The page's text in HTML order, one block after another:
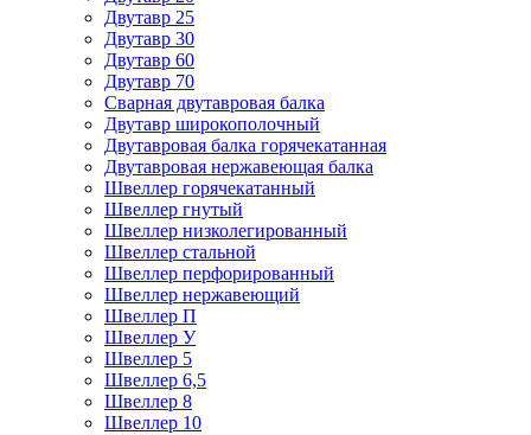
Двутавр 25
Двутавр 30
Двутавр 60
Двутавр 70
Сварная двутавровая балка
Двутавр широкополочный
Двутавровая балка горячекатанная
Двутавровая нержавеющая балка
Швеллер горячекатанный
Швеллер гнутый
Швеллер низколегированный
Швеллер стальной
Швеллер перфорированный
Швеллер нержавеющий
Швеллер П
Швеллер У
Швеллер 5
Швеллер 6,5
Швеллер 8
Швеллер 10